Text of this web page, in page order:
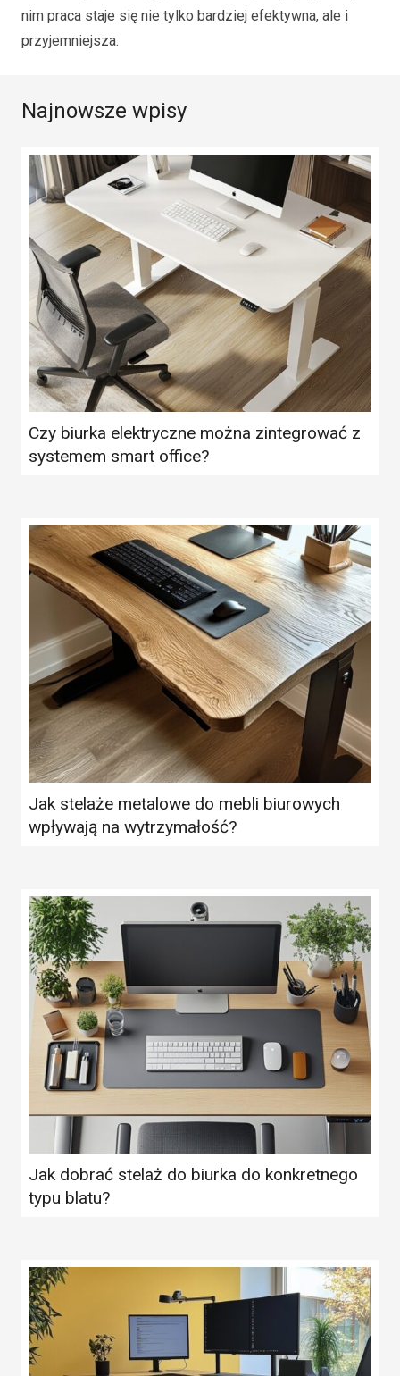
nim praca staje się nie tylko bardziej efektywna, ale i
przyjemniejsza.
Najnowsze wpisy
Czy biurka elektryczne można zintegrować z
systemem smart office?
Jak stelaże metalowe do mebli biurowych
wpływają na wytrzymałość?
Jak dobrać stelaż do biurka do konkretnego
typu blatu?